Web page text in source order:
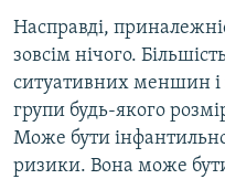
Насправді,
зовсім нічого.
ситуативних меншин і
групи будь-якого
Може бути
ризики. Вона може